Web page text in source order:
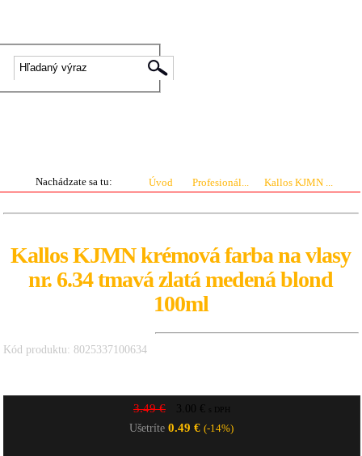
Nachádzate sa tu: Úvod Profesionál... Kallos KJMN ...
Kallos KJMN krémová farba na vlasy
nr. 6.34 tmavá zlatá medená blond
100ml
Kód produktu: 8025337100634
3.49 € 3.00 € s DPH
Ušetríte0.49 € (-14%)